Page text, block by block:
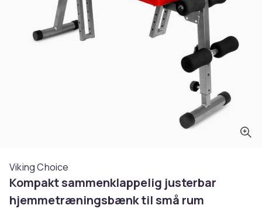
Viking Choice
Kompakt sammenklappelig justerbar
hjemmetræningsbænk til små rum